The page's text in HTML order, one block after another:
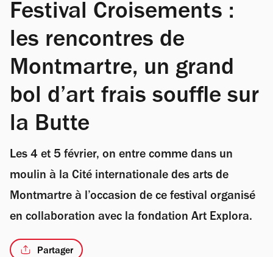
Festival Croisements :
les rencontres de
Montmartre, un grand
bol d’art frais souffle sur
la Butte
Les 4 et 5 février, on entre comme dans un
moulin à la Cité internationale des arts de
Montmartre à l’occasion de ce festival organisé
en collaboration avec la fondation Art Explora.
Partager